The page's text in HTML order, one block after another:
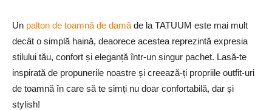
Un palton de toamnă de damă de la TATUUM este mai mult
decât o simplă haină, deaorece acestea reprezintă expresia
stilului tău, confort și eleganță într-un singur pachet. Lasă-te
inspirată de propunerile noastre și creează-ți propriile outfit-uri
de toamnă în care să te simți nu doar confortabilă, dar și
stylish!